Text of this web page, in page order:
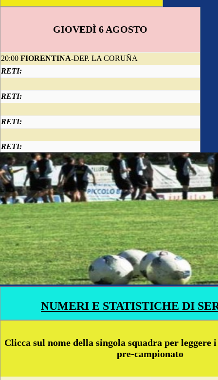
GIOVEDÌ 6 AGOSTO
20:00 FIORENTINA-DEP. LA CORUÑA
RETI:
RETI:
RETI:
RETI:
NUMERI E STATISTICHE DI
Clicca sul nome della singola squadra per
pre-campionato